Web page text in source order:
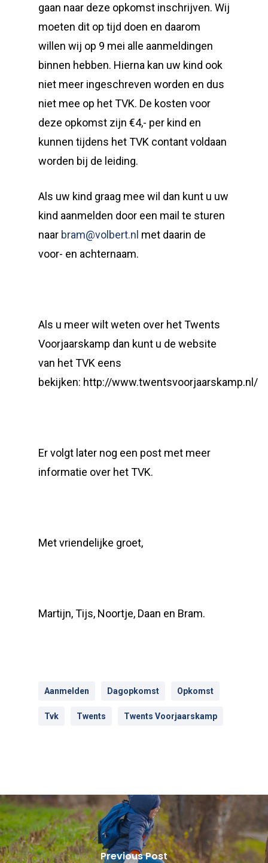
gaan naar deze opkomst inschrijven. Wij
moeten dit op tijd doen en daarom
willen wij op 9 mei alle aanmeldingen
binnen hebben. Hierna kan uw kind ook
niet meer ingeschreven worden en dus
niet mee op het TVK. De kosten voor
deze opkomst zijn €4,- per kind en
kunnen tijdens het TVK contant voldaan
worden bij de leiding.
Als uw kind graag mee wil dan kunt u uw
kind aanmelden door een mail te sturen
naar bram@volbert.nl met daarin de
voor- en achternaam.
Als u meer wilt weten over het Twents
Voorjaarskamp dan kunt u de website
van het TVK eens
bekijken: http://www.twentsvoorjaarskamp.nl/
Er volgt later nog een post met meer
informatie over het TVK.
Met vriendelijke groet,
Martijn, Tijs, Noortje, Daan en Bram.
Aanmelden Dagopkomst Opkomst
Tvk Twents Twents Voorjaarskamp
Previous Post